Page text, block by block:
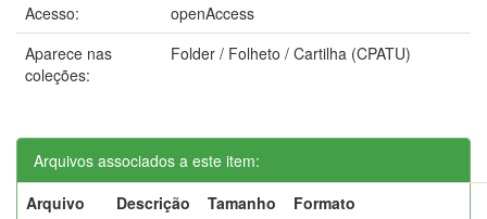
Acesso:
openAccess
Aparece nas
coleções:
Folder / Folheto / Cartilha (CPATU)
Arquivos associados a este item:
Arquivo
Descrição Tamanho
Formato